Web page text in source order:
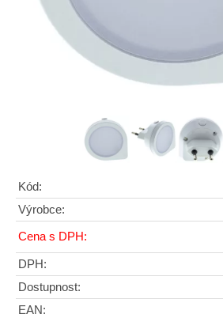
Kód:
Výrobce:
Cena s DPH:
DPH:
Dostupnost:
EAN: